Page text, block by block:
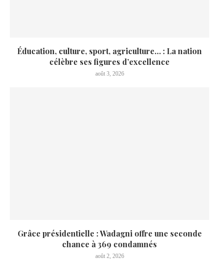
Éducation, culture, sport, agriculture… : La nation
célèbre ses figures d’excellence
août 3, 2026
Grâce présidentielle : Wadagni offre une seconde
chance à 369 condamnés
août 2, 2026